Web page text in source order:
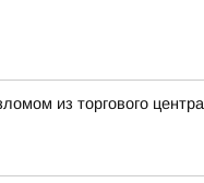
из торгового центра